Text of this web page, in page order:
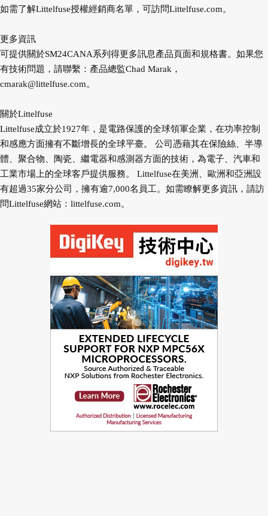
如需了解Littelfuse授權經銷商名單，可訪問Littelfuse.com。
更多資訊
可提供關於SM24CANA系列得更多訊息產品頁面和規格書。如果您
有技術問題，請聯繫：產品總監Chad Marak，
cmarak@littelfuse.com。
關於Littelfuse
Littelfuse成立於1927年，是電路保護的全球領軍企業，在功率控制
和感應方面擁有不斷增長的全球平臺。 公司憑藉其在保險絲、半導
體、聚合物、陶瓷、繼電器和感測器方面的技術，為電子、汽車和
工業市場上的全球客戶提供服務。 Littelfuse在美洲、歐洲和亞洲設
有超過35家分公司，擁有逾7,000名員工。如需瞭解更多資訊，請訪
問Littelfuse網站：littelfuse.com。